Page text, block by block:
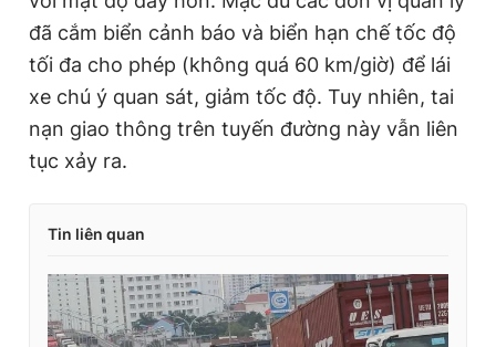
đã cắm biển cảnh báo và biển hạn chế tốc độ
tối đa cho phép (không quá 60 km/giờ) để lái
xe chú ý quan sát, giảm tốc độ. Tuy nhiên, tai
nạn giao thông trên tuyến đường này vẫn liên
tục xảy ra.
Tin liên quan